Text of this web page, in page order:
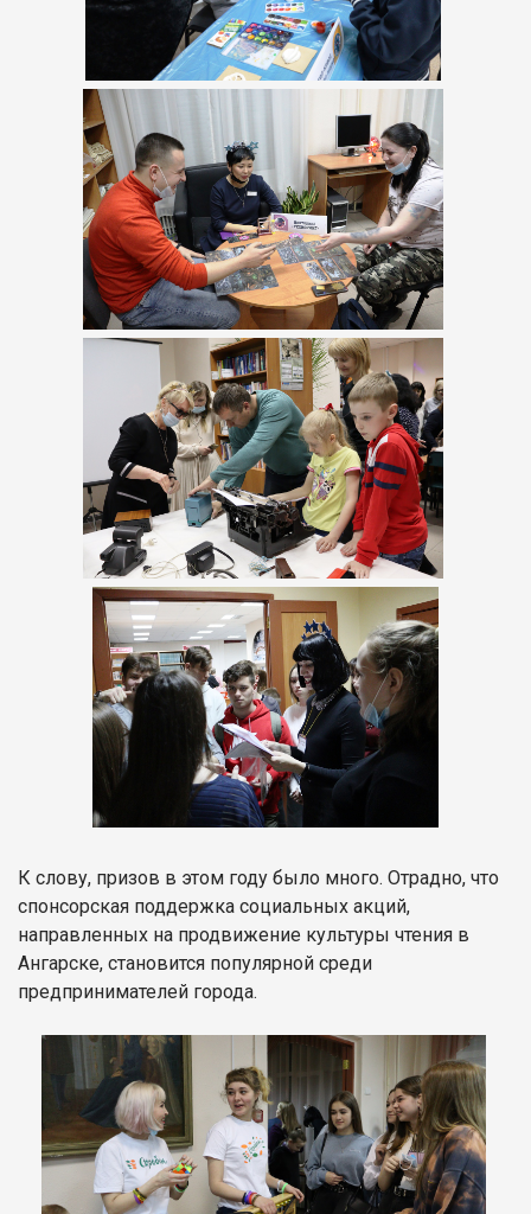
К слову, призов в этом году было много. Отрадно, что
спонсорская поддержка социальных акций,
направленных на продвижение культуры чтения в
Ангарске, становится популярной среди
предпринимателей города.